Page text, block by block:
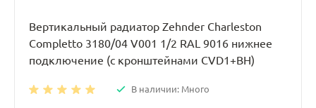
Вертикальный радиатор Zehnder Charleston
Completto 3180/04 V001 1/2 RAL 9016 нижнее
подключение (с кронштейнами CVD1+BH)
В наличии: Много